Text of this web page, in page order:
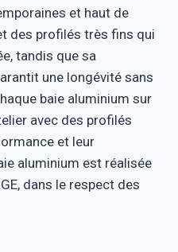
et haut de
des profilés très fins qui
tandis que sa
une longévité sans
baie aluminium sur
avec des profilés
et leur
aluminium est réalisée
dans le respect des